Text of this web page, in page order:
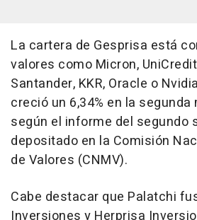
La cartera de Gesprisa está
valores como Micron,
Santander, KKR, Oracle o
creció un 6,34% en la segunda
según el informe del segundo
depositado en la Comisión
de Valores (CNMV).
Cabe destacar que Palatchi
Inversiones y Herprisa